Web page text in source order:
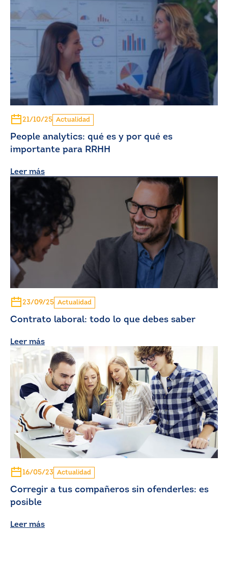
21/10/25 Actualidad
People analytics: qué es y por qué es
importante para RRHH
Leer más
23/09/25 Actualidad
Contrato laboral: todo lo que debes saber
Leer más
16/05/23 Actualidad
Corregir a tus compañeros sin ofenderles: es
posible
Leer más